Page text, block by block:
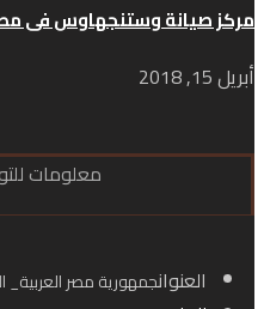
مركز صيانة وستنجهاوس فى مصر
أبريل 15, 2018
معلومات
العنوانجمهورية مصر العربية_